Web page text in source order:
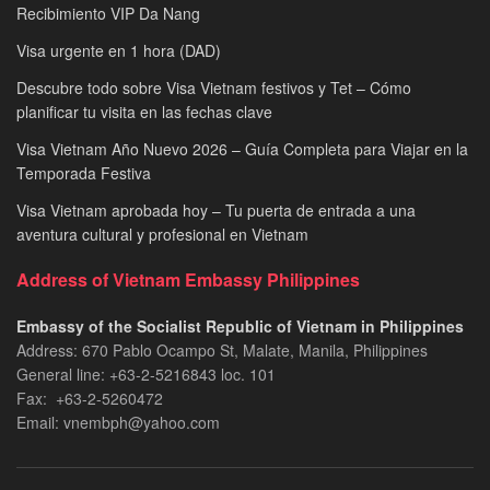
Recibimiento VIP Da Nang
Visa urgente en 1 hora (DAD)
Descubre todo sobre Visa Vietnam festivos y Tet – Cómo
planificar tu visita en las fechas clave
Visa Vietnam Año Nuevo 2026 – Guía Completa para Viajar en la
Temporada Festiva
Visa Vietnam aprobada hoy – Tu puerta de entrada a una
aventura cultural y profesional en Vietnam
Address of Vietnam Embassy Philippines
Embassy of the Socialist Republic of Vietnam in Philippines​
Address: 670 Pablo Ocampo St, Malate, Manila, Philippines
General line: +63-2-5216843​​​ loc. 101
Fax: +63-2-5260472​
Email: vnembph@yahoo.com​